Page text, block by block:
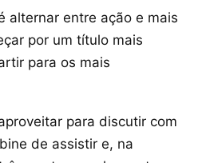
alternar entre ação e mais
por um título mais
para os mais
para discutir com
de assistir e, na